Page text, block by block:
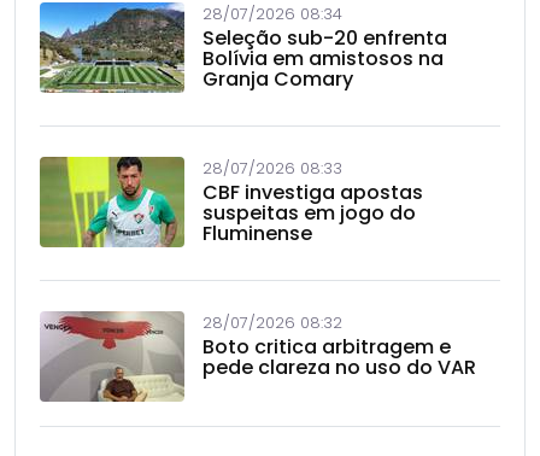
28/07/2026 08:34
Seleção sub-20 enfrenta
Bolívia em amistosos na
Granja Comary
28/07/2026 08:33
CBF investiga apostas
suspeitas em jogo do
Fluminense
28/07/2026 08:32
Boto critica arbitragem e
pede clareza no uso do VAR